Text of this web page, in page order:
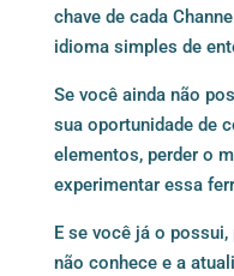
chave de cada
idioma simples de
Se você ainda não
sua oportunidade de
elementos, perder o
experimentar essa
E se você já o
não conhece e a